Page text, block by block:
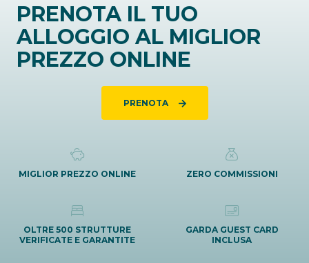
PRENOTA IL TUO
ALLOGGIO AL MIGLIOR
PREZZO ONLINE
PRENOTA
MIGLIOR PREZZO ONLINE ZERO COMMISSIONI
OLTRE 500 STRUTTURE
VERIFICATE E GARANTITE
GARDA GUEST CARD
INCLUSA